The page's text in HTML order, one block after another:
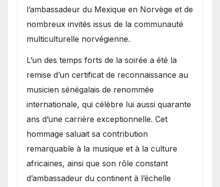
l’ambassadeur du Mexique en Norvège et de
nombreux invités issus de la communauté
multiculturelle norvégienne.
​L’un des temps forts de la soirée a été la
remise d’un certificat de reconnaissance au
musicien sénégalais de renommée
internationale, qui célèbre lui aussi quarante
ans d’une carrière exceptionnelle. Cet
hommage saluait sa contribution
remarquable à la musique et à la culture
africaines, ainsi que son rôle constant
d’ambassadeur du continent à l’échelle